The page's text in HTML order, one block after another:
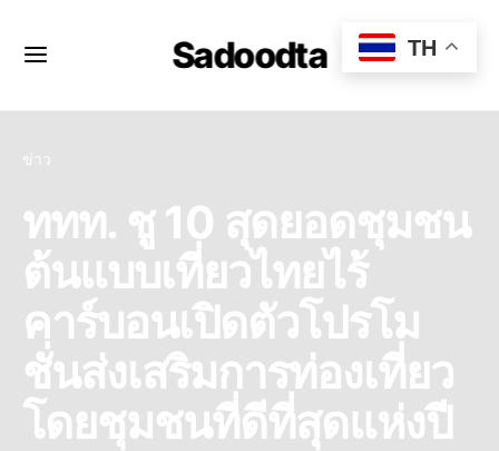
Sadoodta
ข่าว
ททท. ชู 10 สุดยอดชุมชน
ต้นแบบเที่ยวไทยไร้
คาร์บอนเปิดตัวโปรโม
ชั่นส่งเสริมการท่องเที่ยว
โดยชุมชนที่ดีที่สุดแห่งปี
TH